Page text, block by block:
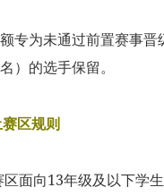
专为未通过前置赛事
）的选手保留。
区规则
面向13年级及以下学